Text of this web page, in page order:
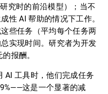
究时的前沿模型）；当不
性 AI 帮助的情况下工作。
些任务（平均每个任务两
实现时间。研究者为开发
报酬。
AI 工具时，他们完成任务
这是一个显著的减